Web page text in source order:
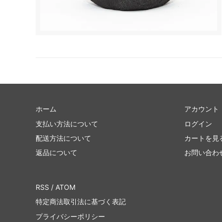
ホーム
支払い方法について
配送方法について
返品について
アカウント
ログイン
カートを見
お問い合わ
RSS / ATOM
特定商法取引法に基づく表記
プライバシーポリシー